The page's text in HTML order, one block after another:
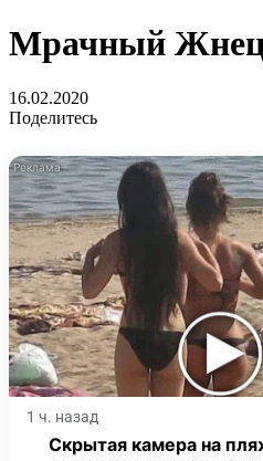
Мрачный Жнец
16.02.2020
Поделитесь
1 ч. назад
Скрытая камера на